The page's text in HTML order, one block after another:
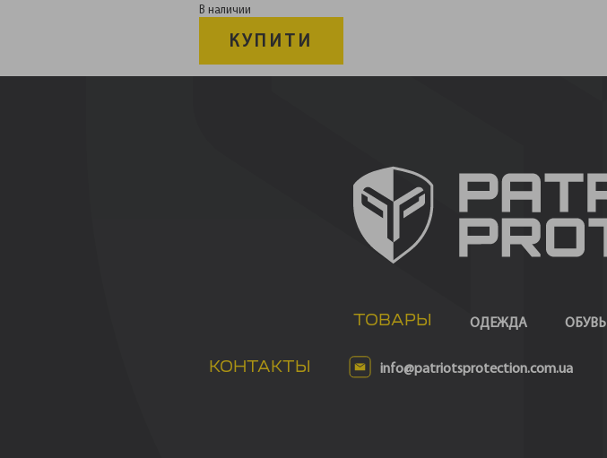
В наличии
КУПИТИ
ТОВАРЫ ОДЕЖДА ОБУВЬ
КОНТАКТЫ info@patriotsprotection.com.ua